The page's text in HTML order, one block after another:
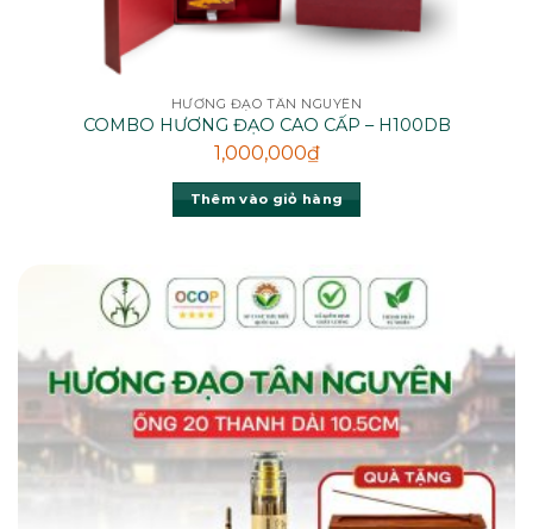
HƯƠNG ĐẠO TÂN NGUYÊN
COMBO HƯƠNG ĐẠO CAO CẤP – H100DB
1,000,000₫
Thêm vào giỏ hàng